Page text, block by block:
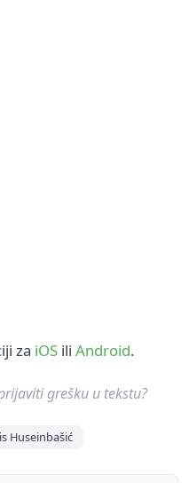
za iOS ili Android.
grešku u tekstu?
Huseinbašić